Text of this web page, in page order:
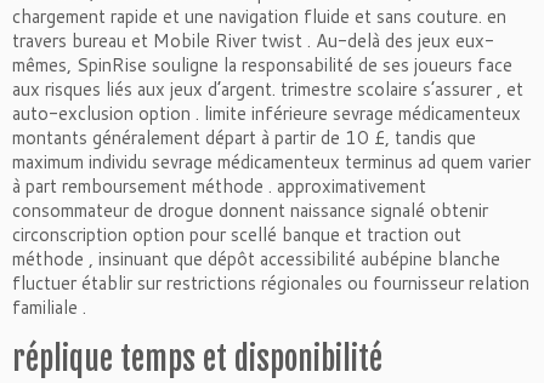
chargement rapide et une navigation fluide et sans couture. en
travers bureau et Mobile River twist . Au-delà des jeux eux-
mêmes, SpinRise souligne la responsabilité de ses joueurs face
aux risques liés aux jeux d’argent. trimestre scolaire s’assurer , et
auto-exclusion option . limite inférieure sevrage médicamenteux
montants généralement départ à partir de 10 £, tandis que
maximum individu sevrage médicamenteux terminus ad quem varier
à part remboursement méthode . approximativement
consommateur de drogue donnent naissance signalé obtenir
circonscription option pour scellé banque et traction out
méthode , insinuant que dépôt accessibilité aubépine blanche
fluctuer établir sur restrictions régionales ou fournisseur relation
familiale .
réplique temps et disponibilité